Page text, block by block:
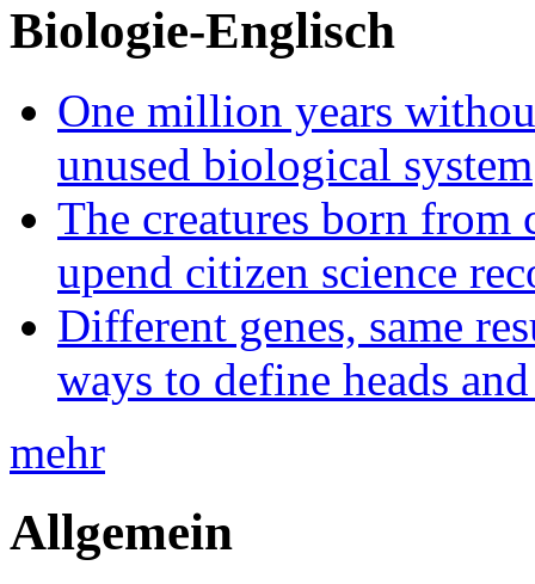
Biologie-Englisch
One million years
unused biological system
The creatures born from
upend citizen science
Different genes, same
ways to define heads
mehr
Allgemein